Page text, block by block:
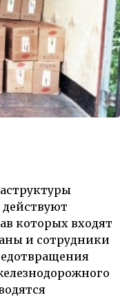
которых входят
и сотрудники